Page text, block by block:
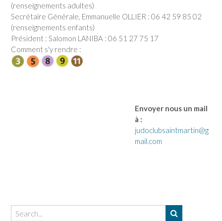
(renseignements adultes)
Secrétaire Générale, Emmanuelle OLLIER : 06 42 59 85 02
(renseignements enfants)
Président : Salomon LANIBA : 06 51 27 75 17
Comment s'y rendre :
Envoyer nous un mail
à :
judoclubsaintmartin@g
mail.com